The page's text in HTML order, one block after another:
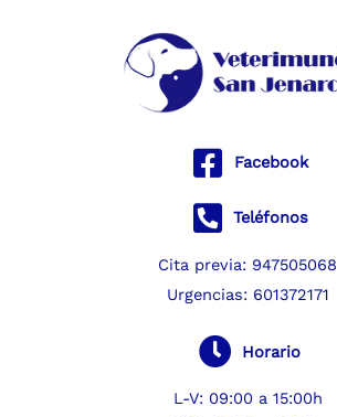
Facebook
Teléfonos
Cita previa: 947505068
Urgencias: 601372171
Horario
L-V: 09:00 a 15:00h